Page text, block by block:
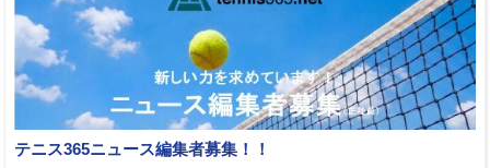
テニス365ニュース編集者募集！！